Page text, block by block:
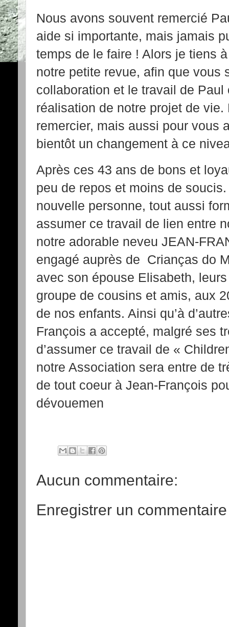
Nous avons souvent remercié
aide si importante, mais jamais
temps de le faire ! Alors je tiens
notre petite revue, afin que vous
collaboration et le travail de
réalisation de notre projet de
remercier, mais aussi pour vous
bientôt un changement à ce
Après ces 43 ans de bons et
peu de repos et moins de
nouvelle personne, tout aussi
assumer ce travail de lien entre
notre adorable neveu JEAN-
engagé auprès de Crianças do
avec son épouse Elisabeth,
groupe de cousins et amis, aux
de nos enfants. Ainsi qu’à
François a accepté, malgré ses
d’assumer ce travail de «
notre Association sera entre de
de tout coeur à Jean-François
dévouemen
Aucun commentaire:
Enregistrer un commentaire